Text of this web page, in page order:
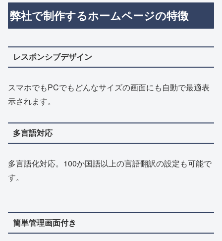
弊社で制作するホームページの特徴
レスポンシブデザイン
スマホでもPCでもどんなサイズの画面にも自動で最適表
示されます。
多言語対応
多言語化対応。100か国語以上の言語翻訳の設定も可能で
す。
簡単管理画面付き